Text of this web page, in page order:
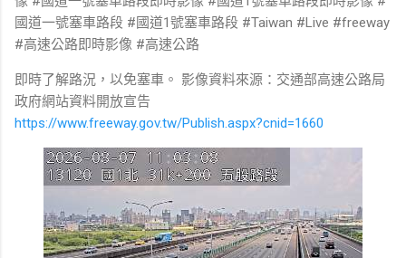
國道一號塞車路段 #國道1號塞車路段 #Taiwan #Live #freeway
#高速公路即時影像 #高速公路
即時了解路況，以免塞車。 影像資料來源：交通部高速公路局
政府網站資料開放宣告
https://www.freeway.gov.tw/Publish.aspx?cnid=1660